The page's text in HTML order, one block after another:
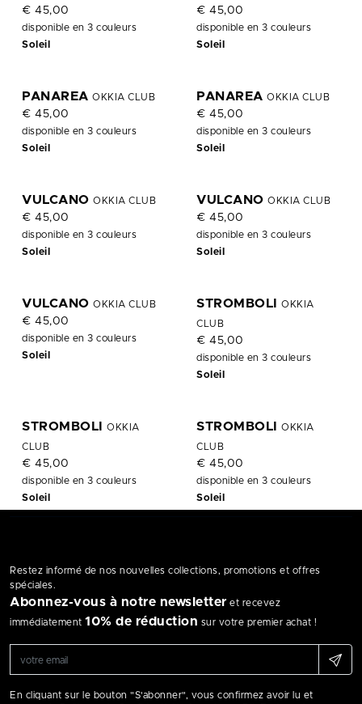
€ 45,00
disponible en 3 couleurs
Soleil
€ 45,00
disponible en 3 couleurs
Soleil
PANAREA OKKIA CLUB
€ 45,00
disponible en 3 couleurs
Soleil
PANAREA OKKIA CLUB
€ 45,00
disponible en 3 couleurs
Soleil
VULCANO OKKIA CLUB
€ 45,00
disponible en 3 couleurs
Soleil
VULCANO OKKIA CLUB
€ 45,00
disponible en 3 couleurs
Soleil
VULCANO OKKIA CLUB
€ 45,00
disponible en 3 couleurs
Soleil
STROMBOLI
OKKIA
CLUB
€ 45,00
disponible en 3 couleurs
Soleil
STROMBOLI
OKKIA
CLUB
€ 45,00
disponible en 3 couleurs
Soleil
STROMBOLI
OKKIA
CLUB
€ 45,00
disponible en 3 couleurs
Soleil
Restez informé de nos nouvelles collections, promotions et offres
spéciales.
Abonnez-vous à notre newsletter et recevez
immédiatement 10% de réduction sur votre premier achat !
En cliquant sur le bouton "S'abonner", vous confirmez avoir lu et